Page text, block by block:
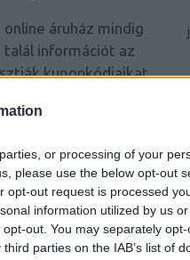
or processing of your
please use the below opt-out
opt-out request is processed
information utilized by us
out. You may separately
parties on the IAB’s list of
áruház mindig
talál információt az
kuponkódjaikat
helyszíneken
Azért, hogy
nappal előrébb
oldalain a szerdai,